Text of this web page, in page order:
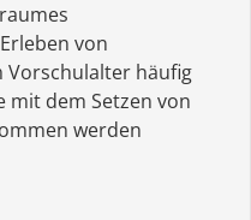
von
Vorschulalter häufig
mit dem Setzen von
werden